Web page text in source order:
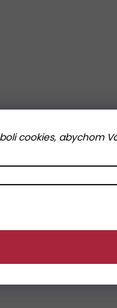
cookies, abychom